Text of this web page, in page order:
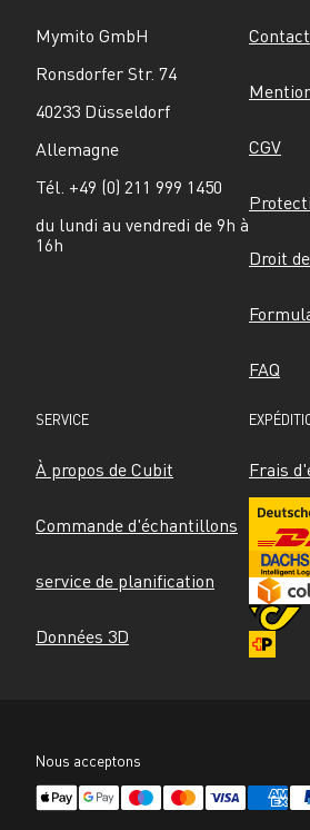
Mymito GmbH
Ronsdorfer Str. 74
40233 Düsseldorf
Allemagne
Tél. +49 (0) 211 999 1450
du lundi au vendredi de 9h à
16h
Contact
CGV
Droit
FAQ
SERVICE
À propos de Cubit
Commande d'échantillons
service de planification
Données 3D
Frais
Nous acceptons